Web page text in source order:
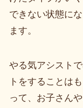
できない状態に
ます。
やる気アシスト
トをすることは
って、お子さん